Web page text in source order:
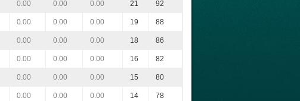
0.00 0.00 0.00 21 92
0.00 0.00 0.00 19 88
0.00 0.00 0.00 18 86
0.00 0.00 0.00 16 82
0.00 0.00 0.00 15 80
0.00 0.00 0.00 14 78